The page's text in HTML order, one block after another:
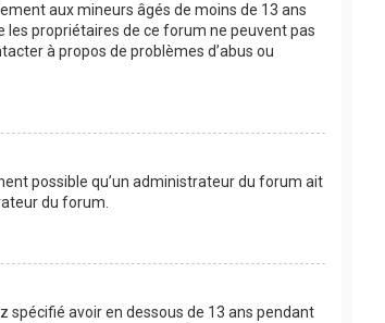
aux mineurs âgés de moins de 13 ans
les propriétaires de ce forum ne peuvent pas
à propos de problèmes d’abus ou
possible qu’un administrateur du forum ait
du forum.
spécifié avoir en dessous de 13 ans pendant